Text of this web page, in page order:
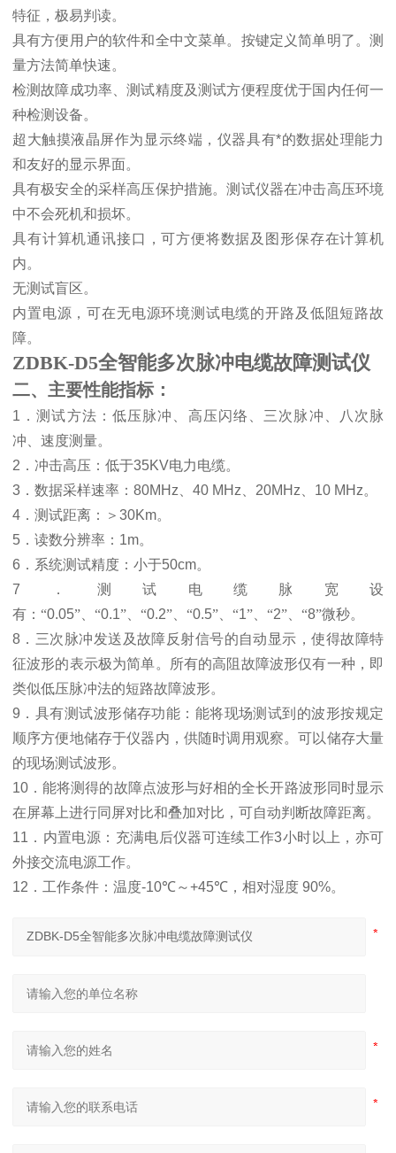
特征，极易判读。
具有方便用户的软件和全中文菜单。按键定义简单明了。测
量方法简单快速。
检测故障成功率、测试精度及测试方便程度优于国内任何一
种检测设备。
超大触摸液晶屏作为显示终端，仪器具有*的数据处理能力
和友好的显示界面。
具有极安全的采样高压保护措施。测试仪器在冲击高压环境
中不会死机和损坏。
具有计算机通讯接口，可方便将数据及图形保存在计算机
内。
无测试盲区。
内置电源，可在无电源环境测试电缆的开路及低阻短路故
障。
ZDBK-D5全智能多次脉冲电缆故障测试仪
二、主要性能指标：
1 ．测试方法：低压脉冲、高压闪络、三次脉冲、八次脉
冲、速度测量。
2 ．冲击高压：低于35KV电力电缆。
3 ．数据采样速率： 80MHz 40 MHz 20MHz 10 MHz。
4 ．测试距离： ＞ 30Km。
5 ．读数分辨率： 1m。
6 ．系统测试精度：小于50cm。
7 ．测试电缆脉宽设
有：“0.05”、“0.1”、“0.2”、“0.5”、“1”、“2”、“8”微秒。
8 ．三次脉冲发送及故障反射信号的自动显示，使得故障特
征波形的表示极为简单。所有的高阻故障波形仅有一种，即
类似低压脉冲法的短路故障波形。
9 ．具有测试波形储存功能：能将现场测试到的波形按规定
顺序方便地储存于仪器内，供随时调用观察。可以储存大量
的现场测试波形。
10 ．能将测得的故障点波形与好相的全长开路波形同时显示
在屏幕上进行同屏对比和叠加对比，可自动判断故障距离。
11 ．内置电源：充满电后仪器可连续工作3小时以上，亦可
外接交流电源工作。
12 ． 工作条件：温度-10℃～+45℃ ，相对湿度 90%。